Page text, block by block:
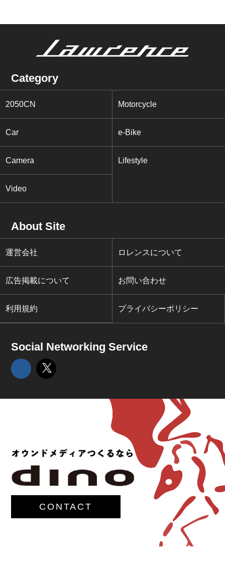
Category
2050CN Motorcycle
Car e-Bike
Camera Lifestyle
Video
About Site
運営会社 ロレンスについて
広告掲載について お問い合わせ
利用規約 プライバシーポリシー
Social Networking Service
CONTACT